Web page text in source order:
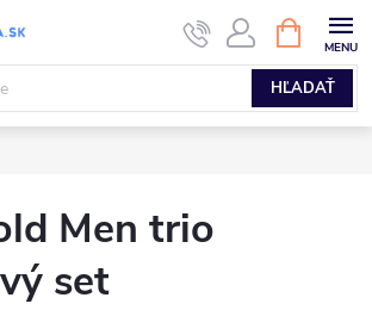
HĽADAŤ
KOŠÍK
Men trio
set